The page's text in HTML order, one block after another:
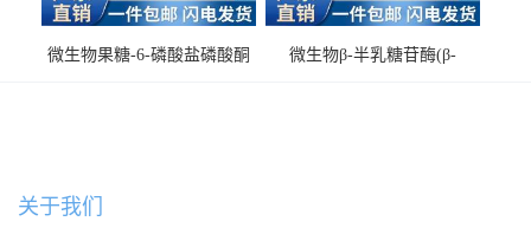
微生物果糖-6-磷酸盐磷酸酮
微生物β-半乳糖苷酶(β-
关于我们